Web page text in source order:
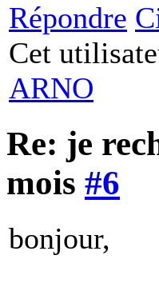
Répondre
Cet
ARNO
Re: je
mois #6
bonjour,